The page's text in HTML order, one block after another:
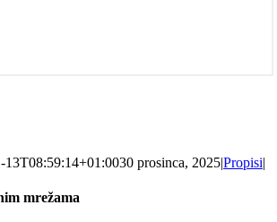
13T08:59:14+01:0030 prosinca, 2025|Propisi|
mrežama